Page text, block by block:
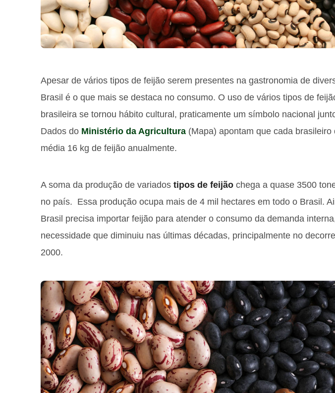
Apesar de vários tipos de feijão serem presentes na gastronomia de
Brasil é o que mais se destaca no consumo. O uso de vários tipos de
brasileira se tornou hábito cultural, praticamente um símbolo nacional
Dados do Ministério da Agricultura (Mapa) apontam que cada brasileiro
média 16 kg de feijão anualmente.
A soma da produção de variados tipos de feijão chega a quase 3500
no país. Essa produção ocupa mais de 4 mil hectares em todo o Brasil.
Brasil precisa importar feijão para atender o consumo da demanda
necessidade que diminuiu nas últimas décadas, principalmente no
2000.